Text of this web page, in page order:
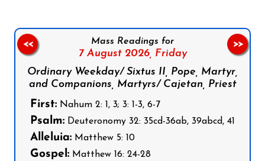
Mass Readings for
7 August 2026, Friday
Ordinary Weekday/ Sixtus II, Pope, Martyr,
and Companions, Martyrs/ Cajetan, Priest
First: Nahum 2: 1, 3; 3: 1-3, 6-7
Psalm: Deuteronomy 32: 35cd-36ab, 39abcd, 41
Alleluia: Matthew 5: 10
Gospel: Matthew 16: 24-28
<< >>